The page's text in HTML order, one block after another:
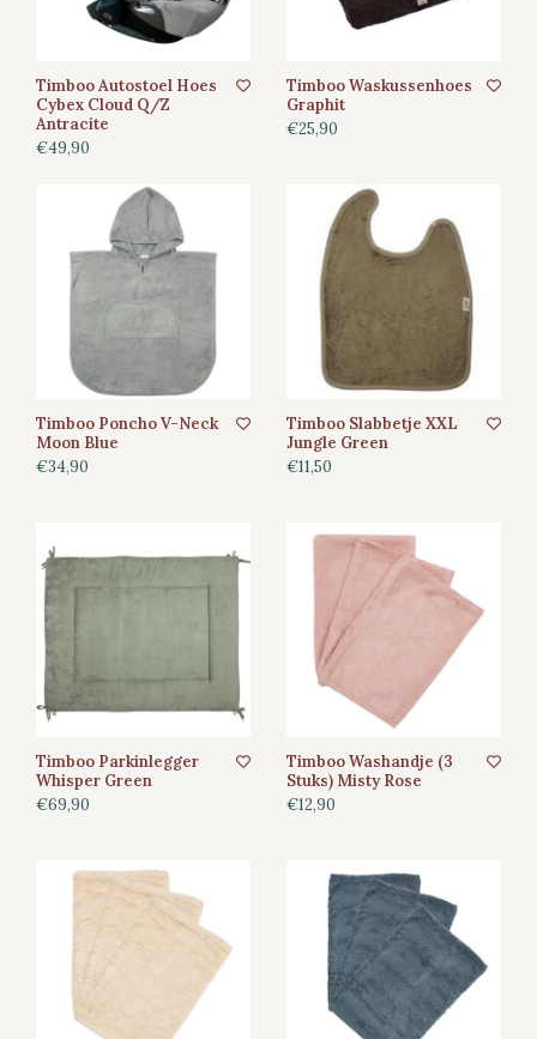
Timboo Autostoel Hoes
Cybex Cloud Q/Z
Antracite
€49,90
Timboo Waskussenhoes
Graphit
€25,90
Timboo Poncho V-Neck
Moon Blue
€34,90
Timboo Slabbetje XXL
Jungle Green
€11,50
Timboo Parkinlegger
Whisper Green
€69,90
Timboo Washandje (3
Stuks) Misty Rose
€12,90